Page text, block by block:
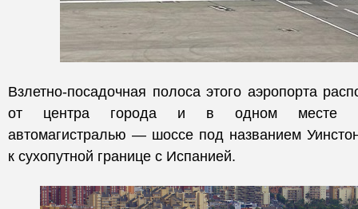
Взлетно-посадочная полоса этого аэропорта
от центра города и в одном месте
автомагистралью — шоссе под названием
к сухопутной границе с Испанией.